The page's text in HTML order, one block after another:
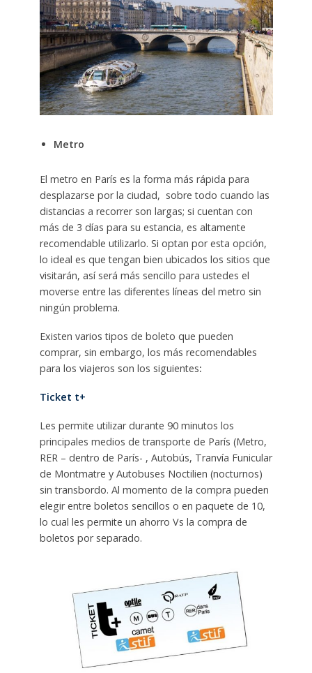
Metro
El metro en París es la forma más rápida para
desplazarse por la ciudad, sobre todo cuando las
distancias a recorrer son largas; si cuentan con
más de 3 días para su estancia, es altamente
recomendable utilizarlo. Si optan por esta opción,
lo ideal es que tengan bien ubicados los sitios que
visitarán, así será más sencillo para ustedes el
moverse entre las diferentes líneas del metro sin
ningún problema.
Existen varios tipos de boleto que pueden
comprar, sin embargo, los más recomendables
para los viajeros son los siguientes:
Ticket t+
Les permite utilizar durante 90 minutos los
principales medios de transporte de París (Metro,
RER – dentro de París- , Autobús, Tranvía Funicular
de Montmatre y Autobuses Noctilien (nocturnos)
sin transbordo. Al momento de la compra pueden
elegir entre boletos sencillos o en paquete de 10,
lo cual les permite un ahorro Vs la compra de
boletos por separado.